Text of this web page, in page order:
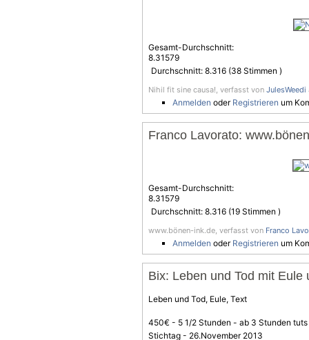
Gesamt-Durchschnitt:
8.31579
Durchschnitt: 8.316 (38 Stimmen )
Nihil fit sine causa!, verfasst von JulesWeedi
Anmelden oder Registrieren um
Franco Lavorato:
Gesamt-Durchschnitt:
8.31579
Durchschnitt: 8.316 (19 Stimmen )
www.bönen-ink.de, verfasst von Franco
Anmelden oder Registrieren um
Bix: Leben und Tod mit Eule
Leben und Tod, Eule, Text
450€ - 5 1/2 Stunden - ab 3 Stunden tuts
Stichtag - 26.November 2013